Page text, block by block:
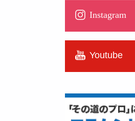
Instagram
Youtube